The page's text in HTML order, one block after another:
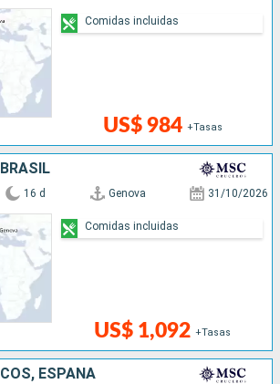
US$ 984 +Tasas
Comidas incluidas
16 d Genova 31/10/2026
US$ 1,092 +Tasas
Comidas incluidas
ESPAÑA